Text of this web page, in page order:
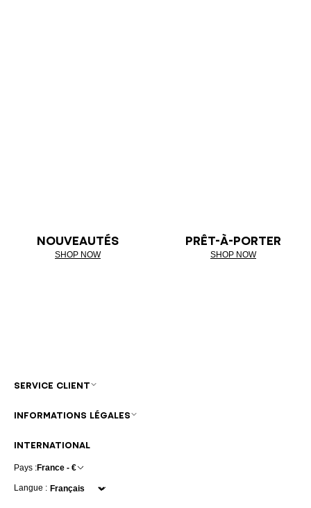
NOUVEAUTÉS
SHOP NOW
PRÊT-À-PORTER
SHOP NOW
INTERNATIONAL
Pays :France - €
Langue :
SERVICE CLIENT
INFORMATIONS LÉGALES